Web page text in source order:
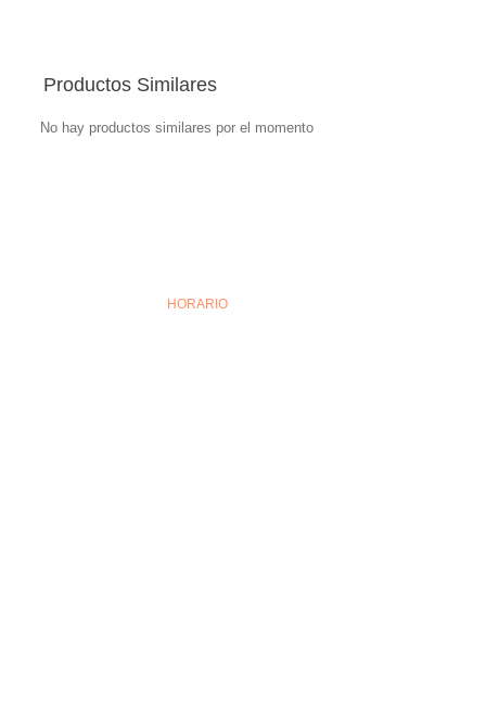
Productos Similares
No hay productos similares por el momento
HORARIO